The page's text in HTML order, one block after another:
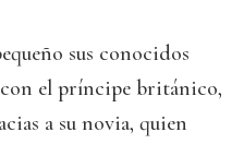
sus conocidos
el príncipe británico,
a su novia, quien